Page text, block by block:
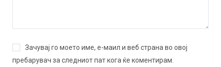
Зачувај го моето име, е-маил и веб страна во овој
пребарувач за следниот пат кога ќе коментирам.